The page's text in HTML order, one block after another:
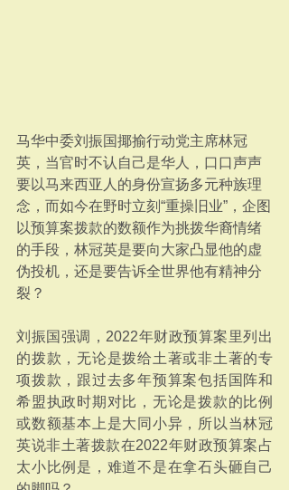
马华中委刘振国揶揄行动党主席林冠
英，当官时不认自己是华人，口口声声
要以马来西亚人的身份宣扬多元种族理
念，而如今在野时立刻“重操旧业”，企图
以预算案拨款的数额作为挑拨华裔情绪
的手段，林冠英是要向大家凸显他的虚
伪投机，还是要告诉全世界他有精神分
裂？
刘振国强调，2022年财政预算案里列出
的拨款，无论是拨给土著或非土著的专
项拨款，跟过去多年预算案包括国阵和
希盟执政时期对比，无论是拨款的比例
或数额基本上是大同小异，所以当林冠
英说非土著拨款在2022年财政预算案占
太小比例是，难道不是在拿石头砸自己